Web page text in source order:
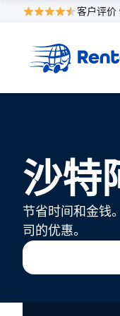
客户评价
沙特
节省时间和金钱
司的优惠。